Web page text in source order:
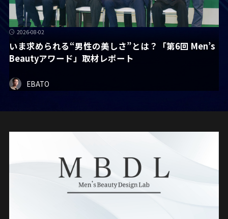
2026-08-02
いま求められる“男性の美しさ”とは？「第6回 Men’s
Beautyアワード」取材レポート
EBATO